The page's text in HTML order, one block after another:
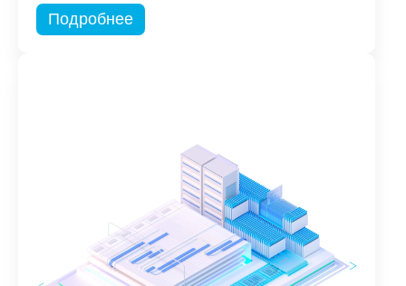
Подробнее